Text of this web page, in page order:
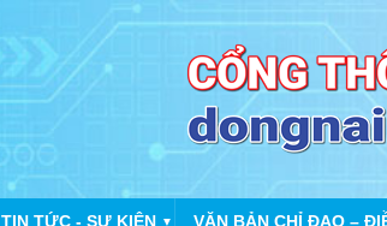
TIN TỨC - SỰ KIỆN ▼ VĂN BẢN CHỈ ĐẠO –